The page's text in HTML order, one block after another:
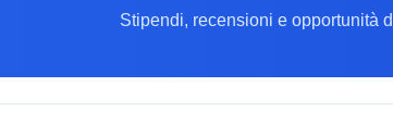
Stipendi, recensioni e opportunità